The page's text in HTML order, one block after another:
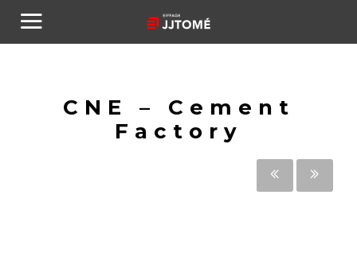
CNE – Cement
Factory